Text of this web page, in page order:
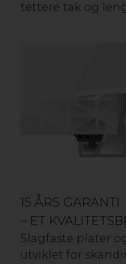
tettere tak og
15 ÅRS GARANTI
– ET
Slagfaste plater
utviklet for